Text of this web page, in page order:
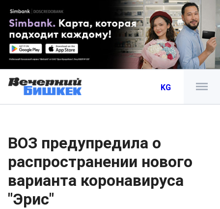
KG
ВОЗ предупредила о
распространении нового
варианта коронавируса
"Эрис"